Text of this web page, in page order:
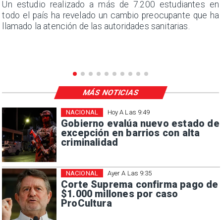
Un estudio realizado a más de 7.200 estudiantes en
todo el país ha revelado un cambio preocupante que ha
llamado la atención de las autoridades sanitarias.
Hoy A Las 9:49
Gobierno evalúa nuevo estado de
excepción en barrios con alta
criminalidad
NACIONAL
Ayer A Las 9:35
Corte Suprema confirma pago de
$1.000 millones por caso
ProCultura
NACIONAL
MÁS NOTICIAS